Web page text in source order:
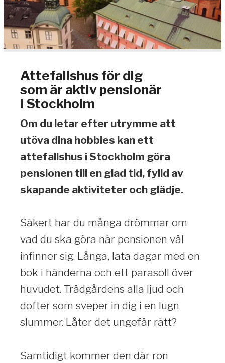
Attefallshus för dig
som är aktiv pensionär
i Stockholm
Om du letar efter utrymme att
utöva dina hobbies kan ett
attefallshus i Stockholm göra
pensionen till en glad tid, fylld av
skapande aktiviteter och glädje.
Säkert har du många drömmar om
vad du ska göra när pensionen väl
infinner sig. Långa, lata dagar med en
bok i händerna och ett parasoll över
huvudet. Trädgårdens alla ljud och
dofter som sveper in dig i en lugn
slummer. Låter det ungefär rätt?
Samtidigt kommer den där ron